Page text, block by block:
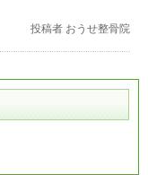
投稿者 おうせ整骨院